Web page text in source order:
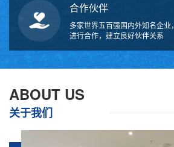
合作伙伴
多家世界五百强国内外知名企业，
进行合作，建立良好伙伴关系
ABOUT US
关于我们
品